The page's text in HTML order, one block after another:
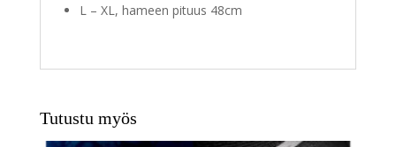
L – XL, hameen pituus 48cm
Tutustu myös